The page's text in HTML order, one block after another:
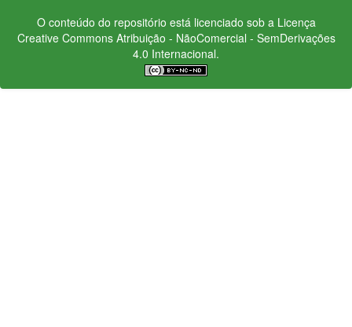
O conteúdo do repositório está licenciado sob a Licença
Creative CommonsAtribuição - NãoComercial - SemDerivações
4.0 Internacional.